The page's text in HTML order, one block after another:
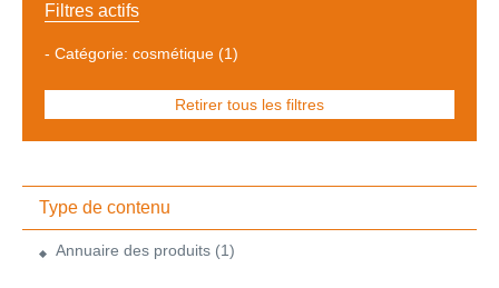
Filtres actifs
- Catégorie: cosmétique (1)
Retirer tous les filtres
Type de contenu
Annuaire des produits (1)